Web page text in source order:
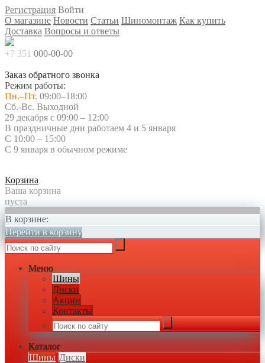
Регистрация Войти
О магазине Новости Статьи Шиномонтаж Как купить
Доставка Вопросы и ответы
+7 351 000-00-00
Заказ обратного звонка
Режим работы:
Пн.–Пт. 09:00–18:00
Сб.-Вс. Выходной
29 декабря с 09:00 – 12:00
В праздничные дни работаем 4 и 5 января
С 10:00 – 15:00
С 9 января в обычном режиме
Корзина
Ваша корзина
пуста
В корзине:
Перейти в корзину
Меню
Шины
Диски
Акции
Контакты
Каталог
Шины Диски